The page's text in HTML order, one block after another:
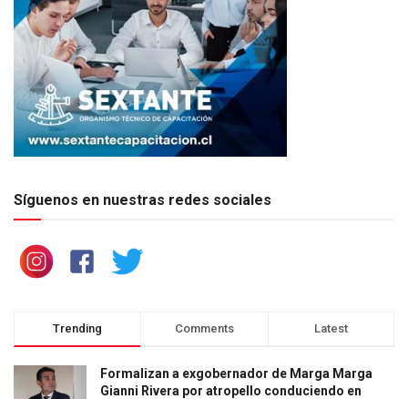
Síguenos en nuestras redes sociales
Trending Comments Latest
Formalizan a exgobernador de Marga Marga
Gianni Rivera por atropello conduciendo en